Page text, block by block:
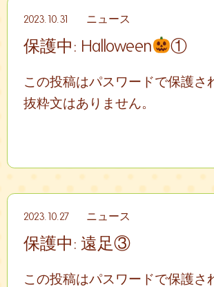
2023.10.31 ニュース
保護中: Halloween ①
この投稿はパスワードで保護さ
抜粋文はありません。
2023.10.27 ニュース
保護中: 遠足③
この投稿はパスワードで保護さ